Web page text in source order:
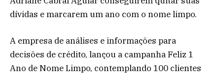
dívidas e marcarem um ano com o nome limpo.
A empresa de análises e informações para
decisões de crédito, lançou a campanha Feliz 1
Ano de Nome Limpo, contemplando 100 clientes